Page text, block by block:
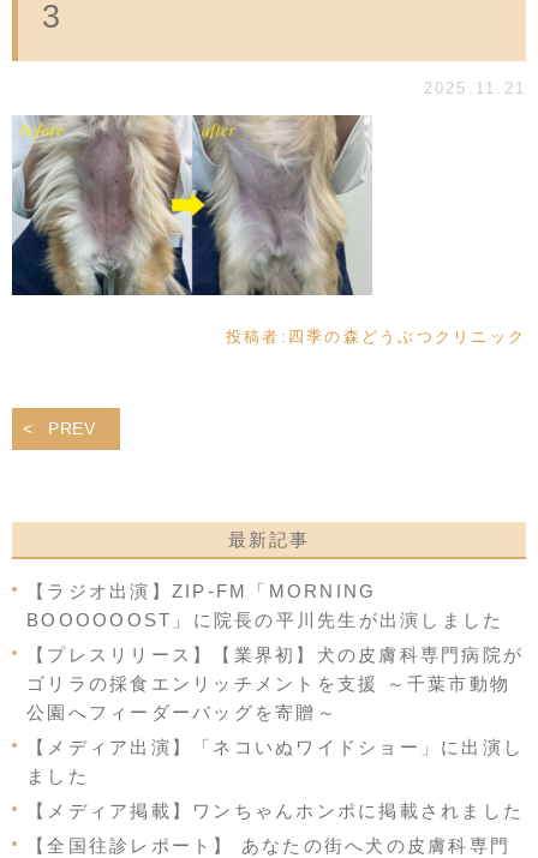
3
2025.11.21
投稿者: 四季の森どうぶつクリニック
PREV
最新記事
【ラジオ出演】ZIP-FM「MORNING
BOOOOOOST」に院長の平川先生が出演しました
【プレスリリース】【業界初】犬の皮膚科専門病院が
ゴリラの採食エンリッチメントを支援 ～千葉市動物
公園へフィーダーバッグを寄贈～
【メディア出演】「ネコいぬワイドショー」に出演し
ました
【メディア掲載】ワンちゃんホンポに掲載されました
【全国往診レポート】 あなたの街へ犬の皮膚科専門